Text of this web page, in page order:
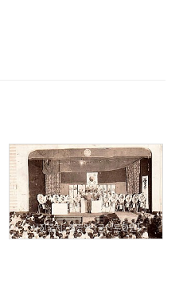
사진출처: 조종안 (군산문화원)